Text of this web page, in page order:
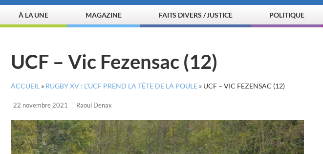
À LA UNE MAGAZINE FAITS DIVERS / JUSTICE POLITIQUE
UCF – Vic Fezensac (12)
ACCUEIL » RUGBY XV : L’UCF PREND LA TÊTE DE LA POULE » UCF – VIC FEZENSAC (12)
22 novembre 2021 Raoul Denax